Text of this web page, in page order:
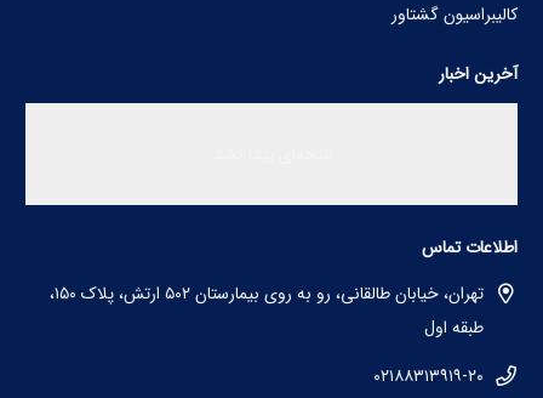
کالیبراسیون گشتاور
آخرین اخبار
اطلاعات تماس
تهران، خیابان طالقانی، رو به روی بیمارستان ۵۰۲ ارتش، پلاک ۱۵۰،
طبقه اول
۰۲۱۸۸۳۱۳۹۱۹-۲۰